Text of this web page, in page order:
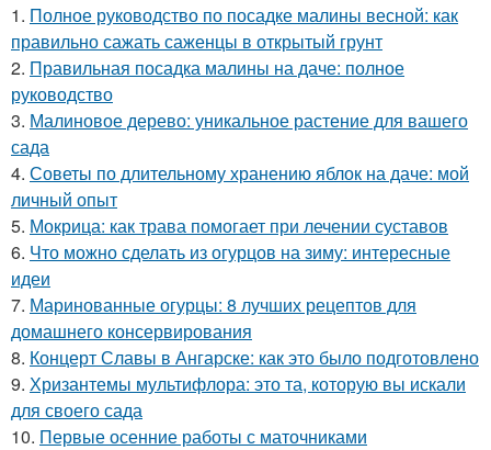
1. Полное руководство по посадке малины весной: как
правильно сажать саженцы в открытый грунт
2. Правильная посадка малины на даче: полное
руководство
3. Малиновое дерево: уникальное растение для вашего
сада
4. Советы по длительному хранению яблок на даче: мой
личный опыт
5. Мокрица: как трава помогает при лечении суставов
6. Что можно сделать из огурцов на зиму: интересные
идеи
7. Маринованные огурцы: 8 лучших рецептов для
домашнего консервирования
8. Концерт Славы в Ангарске: как это было подготовлено
9. Хризантемы мультифлора: это та, которую вы искали
для своего сада
10. Первые осенние работы с маточниками